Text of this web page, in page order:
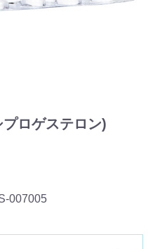
ロゲステロン)
007005